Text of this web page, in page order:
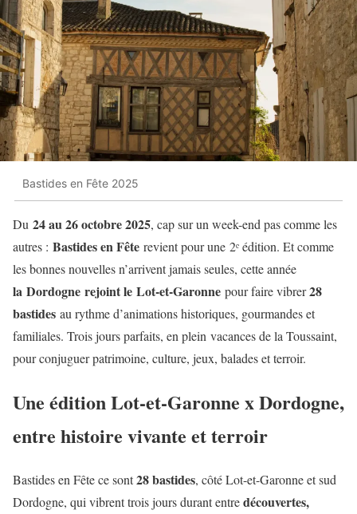
Bastides en Fête 2025
Du 24 au 26 octobre 2025, cap sur un week-end pas comme les
autres : Bastides en Fête revient pour une 2ᵉ édition. Et comme
les bonnes nouvelles n’arrivent jamais seules, cette année
la Dordogne rejoint le Lot-et-Garonne pour faire vibrer28
bastides au rythme d’animations historiques, gourmandes et
familiales. Trois jours parfaits, en plein vacances de la Toussaint,
pour conjuguer patrimoine, culture, jeux, balades et terroir.
Une édition Lot-et-Garonne x Dordogne,
entre histoire vivante et terroir
Bastides en Fête ce sont28 bastides, côté Lot-et-Garonne et sud
Dordogne, qui vibrent trois jours durant entredécouvertes,